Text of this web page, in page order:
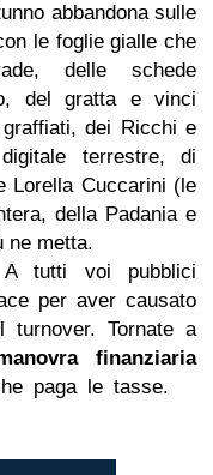
abbandona sulle
le foglie gialle che
delle schede
del gratta e vinci
dei Ricchi e
terrestre, di
Lorella Cuccarini (le
della Padania e
ne metta.
A tutti voi pubblici
per aver causato
turnover. Tornate a
finanziaria
paga le tasse.